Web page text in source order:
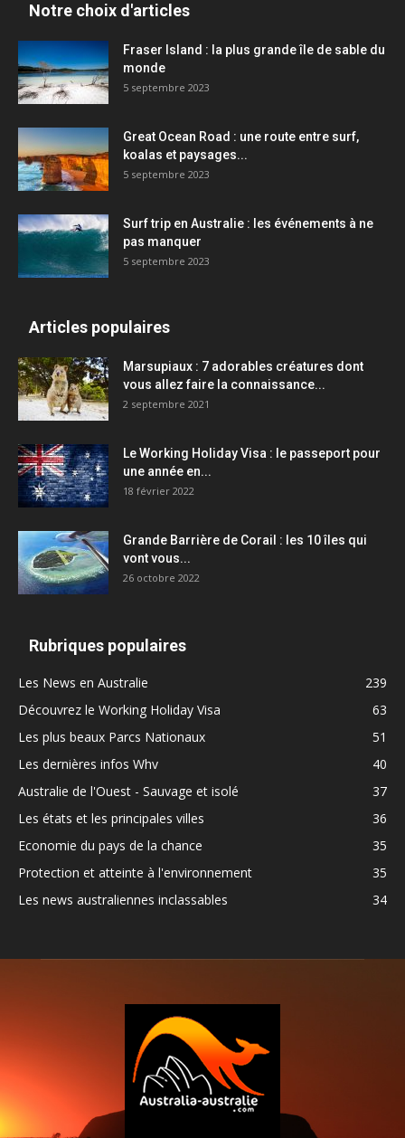
Notre choix d'articles
Fraser Island : la plus grande île de sable du
monde
5 septembre 2023
Great Ocean Road : une route entre surf,
koalas et paysages...
5 septembre 2023
Surf trip en Australie : les événements à ne
pas manquer
5 septembre 2023
Articles populaires
Marsupiaux : 7 adorables créatures dont
vous allez faire la connaissance...
2 septembre 2021
Le Working Holiday Visa : le passeport pour
une année en...
18 février 2022
Grande Barrière de Corail : les 10 îles qui
vont vous...
26 octobre 2022
Rubriques populaires
Les News en Australie
239
Découvrez le Working Holiday Visa
63
Les plus beaux Parcs Nationaux
51
Les dernières infos Whv
40
Australie de l'Ouest - Sauvage et isolé
37
Les états et les principales villes
36
Economie du pays de la chance
35
Protection et atteinte à l'environnement
35
Les news australiennes inclassables
34